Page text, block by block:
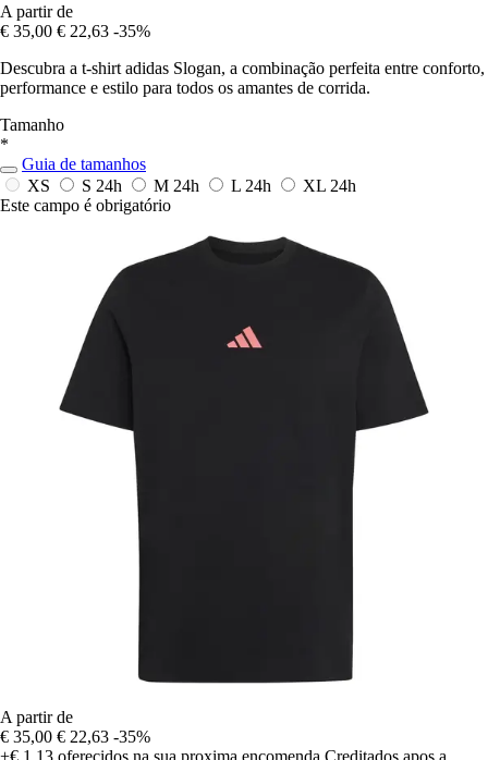
A partir de
€ 35,00 € 22,63 -35%
Descubra a t-shirt adidas Slogan, a combinação perfeita entre conforto,
performance e estilo para todos os amantes de corrida.
Tamanho
*
Guia de tamanhos
XS
S 24h M 24h L 24h XL 24h
Este campo é obrigatório
A partir de
€ 35,00 € 22,63 -35%
+€ 1,13 oferecidos na sua proxima encomenda Creditados apos a